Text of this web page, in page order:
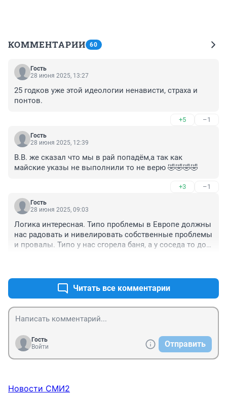
КОММЕНТАРИИ 60
Гость
28 июня 2025, 13:27
25 годков уже этой идеологии ненависти, страха и
понтов.
+5 –1
Гость
28 июня 2025, 12:39
В.В. же сказал что мы в рай попадём,а так как
майские указы не выполнили то не верю 🤣🤣🤣🤣
+3 –1
Гость
28 июня 2025, 09:03
Логика интересная. Типо проблемы в Европе должны
нас радовать и нивелировать собственные проблемы
и провалы. Типо у нас сгорела баня, а у соседа то дом
Читать все комментарии
Гость
Войти
Отправить
Новости СМИ2